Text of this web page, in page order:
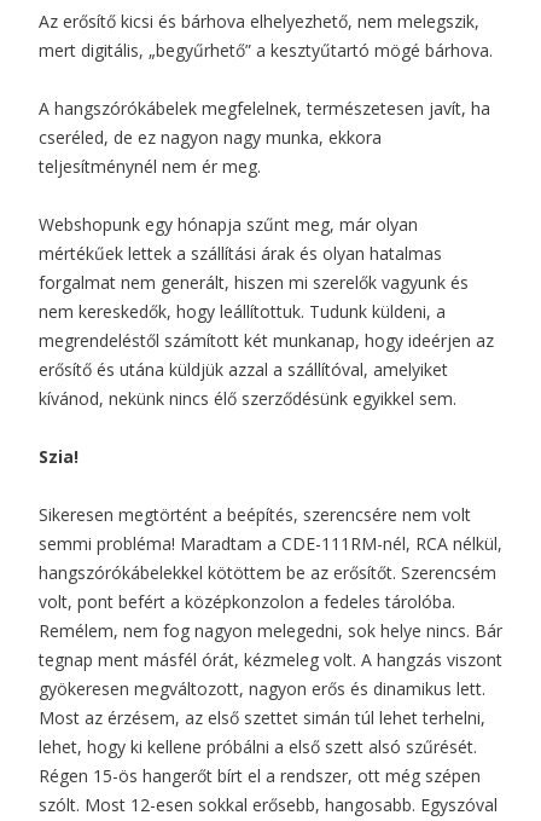
Az erősítő kicsi és bárhova elhelyezhető, nem melegszik,
mert digitális, „begyűrhető” a kesztyűtartó mögé bárhova.
A hangszórókábelek megfelelnek, természetesen javít, ha
cseréled, de ez nagyon nagy munka, ekkora
teljesítménynél nem ér meg.
Webshopunk egy hónapja szűnt meg, már olyan
mértékűek lettek a szállítási árak és olyan hatalmas
forgalmat nem generált, hiszen mi szerelők vagyunk és
nem kereskedők, hogy leállítottuk. Tudunk küldeni, a
megrendeléstől számított két munkanap, hogy ideérjen az
erősítő és utána küldjük azzal a szállítóval, amelyiket
kívánod, nekünk nincs élő szerződésünk egyikkel sem.
Szia!
Sikeresen megtörtént a beépítés, szerencsére nem volt
semmi probléma! Maradtam a CDE-111RM-nél, RCA nélkül,
hangszórókábelekkel kötöttem be az erősítőt. Szerencsém
volt, pont befért a középkonzolon a fedeles tárolóba.
Remélem, nem fog nagyon melegedni, sok helye nincs. Bár
tegnap ment másfél órát, kézmeleg volt. A hangzás viszont
gyökeresen megváltozott, nagyon erős és dinamikus lett.
Most az érzésem, az első szettet simán túl lehet terhelni,
lehet, hogy ki kellene próbálni a első szett alsó szűrését.
Régen 15-ös hangerőt bírt el a rendszer, ott még szépen
szólt. Most 12-esen sokkal erősebb, hangosabb. Egyszóval